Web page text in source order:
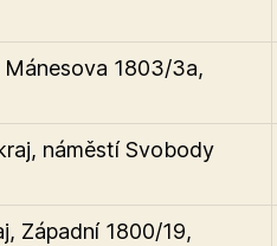
1803/3a,
náměstí Svobody
Západní 1800/19,